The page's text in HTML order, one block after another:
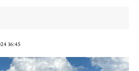
16:45